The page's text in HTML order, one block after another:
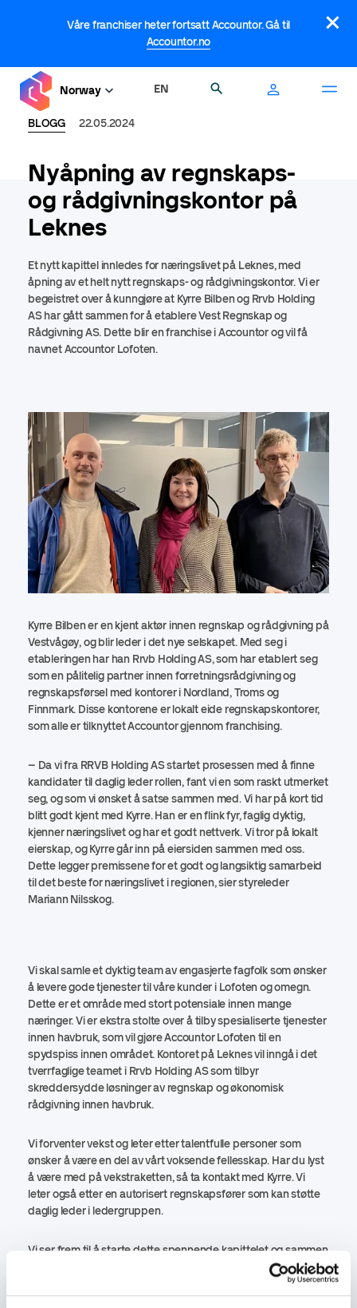
Våre franchiser heter fortsatt Accountor. Gå til
Accountor.no
×
Norway EN
BLOGG 22.05.2024
Nyåpning av regnskaps-
og rådgivningskontor på
Leknes
Et nytt kapittel innledes for næringslivet på Leknes, med
åpning av et helt nytt regnskaps- og rådgivningskontor. Vi er
begeistret over å kunngjøre at Kyrre Bilben og Rrvb Holding
AS har gått sammen for å etablere Vest Regnskap og
Rådgivning AS. Dette blir en franchise i Accountor og vil få
navnet Accountor Lofoten.
Kyrre Bilben er en kjent aktør innen regnskap og rådgivning på
Vestvågøy, og blir leder i det nye selskapet. Med seg i
etableringen har han Rrvb Holding AS, som har etablert seg
som en pålitelig partner innen forretningsrådgivning og
regnskapsførsel med kontorer i Nordland, Troms og
Finnmark. Disse kontorene er lokalt eide regnskapskontorer,
som alle er tilknyttet Accountor gjennom franchising.
– Da vi fra RRVB Holding AS startet prosessen med å finne
kandidater til daglig leder rollen, fant vi en som raskt utmerket
seg, og som vi ønsket å satse sammen med. Vi har på kort tid
blitt godt kjent med Kyrre. Han er en flink fyr, faglig dyktig,
kjenner næringslivet og har et godt nettverk. Vi tror på lokalt
eierskap, og Kyrre går inn på eiersiden sammen med oss.
Dette legger premissene for et godt og langsiktig samarbeid
til det beste for næringslivet i regionen, sier styreleder
Mariann Nilsskog.
Vi skal samle et dyktig team av engasjerte fagfolk som ønsker
å levere gode tjenester til våre kunder i Lofoten og omegn.
Dette er et område med stort potensiale innen mange
næringer. Vi er ekstra stolte over å tilby spesialiserte tjenester
innen havbruk, som vil gjøre Accountor Lofoten til en
spydspiss innen området. Kontoret på Leknes vil inngå i det
tverrfaglige teamet i Rrvb Holding AS som tilbyr
skreddersydde løsninger av regnskap og økonomisk
rådgivning innen havbruk.
Vi forventer vekst og leter etter talentfulle personer som
ønsker å være en del av vårt voksende fellesskap. Har du lyst
å være med på vekstraketten, så ta kontakt med Kyrre. Vi
leter også etter en autorisert regnskapsfører som kan støtte
daglig leder i ledergruppen.
Vi ser frem til å starte dette spennende kapittelet og sammen